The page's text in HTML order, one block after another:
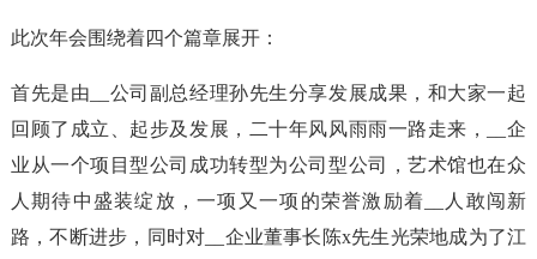
此次年会围绕着四个篇章展开：
首先是由__公司副总经理孙先生分享发展成果，和大家一起
回顾了成立、起步及发展，二十年风风雨雨一路走来，__企
业从一个项目型公司成功转型为公司型公司，艺术馆也在众
人期待中盛装绽放，一项又一项的荣誉激励着__人敢闯新
路，不断进步，同时对__企业董事长陈x先生光荣地成为了江